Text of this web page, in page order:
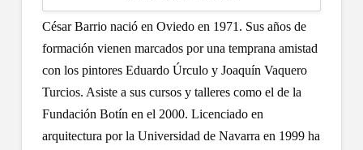
César Barrio nació en Oviedo en 1971. Sus años de
formación vienen marcados por una temprana amistad
con los pintores Eduardo Úrculo y Joaquín Vaquero
Turcios. Asiste a sus cursos y talleres como el de la
Fundación Botín en el 2000. Licenciado en
arquitectura por la Universidad de Navarra en 1999 ha